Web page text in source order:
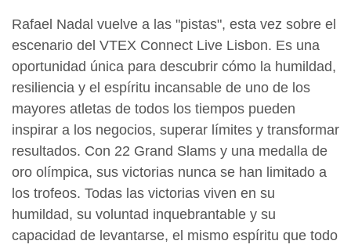
Rafael Nadal vuelve a las "pistas", esta vez sobre el
escenario del VTEX Connect Live Lisbon. Es una
oportunidad única para descubrir cómo la humildad,
resiliencia y el espíritu incansable de uno de los
mayores atletas de todos los tiempos pueden
inspirar a los negocios, superar límites y transformar
resultados. Con 22 Grand Slams y una medalla de
oro olímpica, sus victorias nunca se han limitado a
los trofeos. Todas las victorias viven en su
humildad, su voluntad inquebrantable y su
capacidad de levantarse, el mismo espíritu que todo